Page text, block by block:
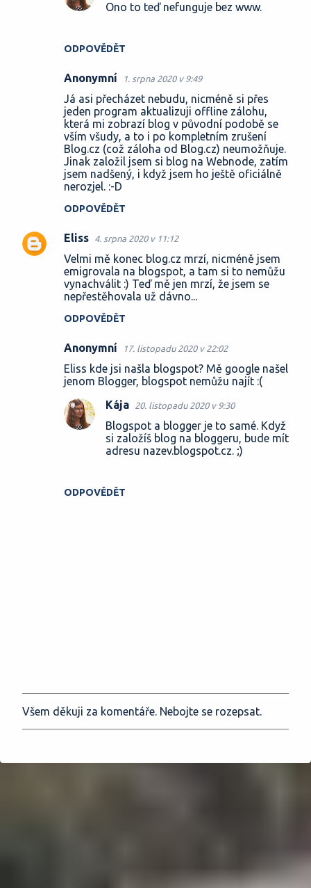
ODPOVĚDĚT
Ono to teď nefunguje bez www.
Anonymní 1. srpna 2020 v 9:49
Já asi přecházet nebudu, nicméně si přes
jeden program aktualizuji offline zálohu,
která mi zobrazí blog v původní podobě se
vším všudy, a to i po kompletním zrušení
Blog.cz (což záloha od Blog.cz) neumožňuje.
Jinak založil jsem si blog na Webnode, zatím
jsem nadšený, i když jsem ho ještě oficiálně
nerozjel. :-D
ODPOVĚDĚT
Eliss 4. srpna 2020 v 11:12
Velmi mě konec blog.cz mrzí, nicméně jsem
emigrovala na blogspot, a tam si to nemůžu
vynachválit :) Teď mě jen mrzí, že jsem se
nepřestěhovala už dávno...
ODPOVĚDĚT
Anonymní 17. listopadu 2020 v 22:02
Eliss kde jsi našla blogspot? Mě google našel
jenom Blogger, blogspot nemůžu najít :(
ODPOVĚDĚT
Kája 20. listopadu 2020 v 9:30
Blogspot a blogger je to samé. Když
si založíš blog na bloggeru, bude mít
adresu nazev.blogspot.cz. ;)
O
k
e
Všem děkuji za komentáře. Nebojte se rozepsat.